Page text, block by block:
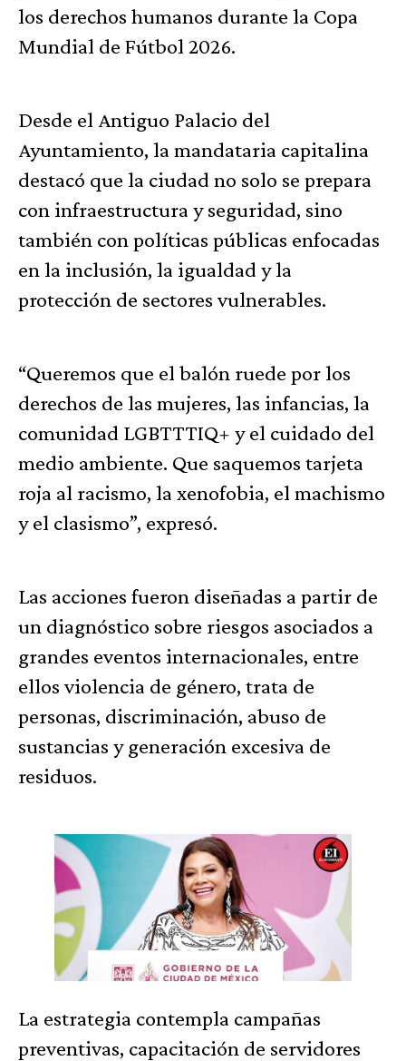
los derechos humanos durante la Copa
Mundial de Fútbol 2026.
Desde el Antiguo Palacio del
Ayuntamiento, la mandataria capitalina
destacó que la ciudad no solo se prepara
con infraestructura y seguridad, sino
también con políticas públicas enfocadas
en la inclusión, la igualdad y la
protección de sectores vulnerables.
“Queremos que el balón ruede por los
derechos de las mujeres, las infancias, la
comunidad LGBTTTIQ+ y el cuidado del
medio ambiente. Que saquemos tarjeta
roja al racismo, la xenofobia, el machismo
y el clasismo”, expresó.
Las acciones fueron diseñadas a partir de
un diagnóstico sobre riesgos asociados a
grandes eventos internacionales, entre
ellos violencia de género, trata de
personas, discriminación, abuso de
sustancias y generación excesiva de
residuos.
La estrategia contempla campañas
preventivas, capacitación de servidores